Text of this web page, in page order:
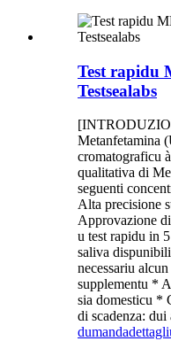
Test rapidu
Testsealabs
Metanfetamina
cromatograficu
qualitativa di
seguenti
Alta precisione
Approvazione
u test rapidu in
saliva
necessariu
supplementu *
sia domesticu *
di scadenza: dui
dumanda